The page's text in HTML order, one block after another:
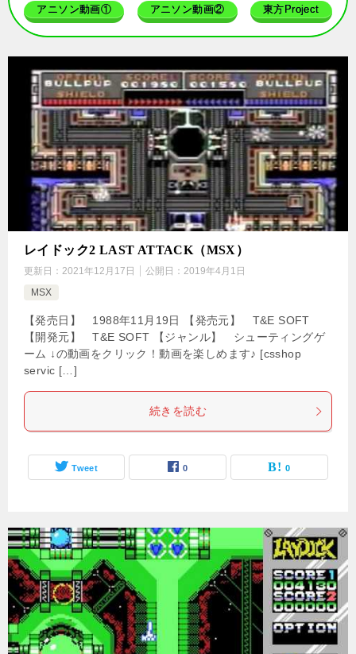
アニソン動画① アニソン動画② 東方Project
レイドック2 LAST ATTACK（MSX）
更新日： 2021年12月17日 公開日： 2019年4月1日
MSX
【発売日】 1988年11月19日 【発売元】 T&E SOFT
【開発元】 T&E SOFT 【ジャンル】 シューティングゲ
ーム ↓の動画をクリック！動画を楽しめます♪ [csshop
servic […]
続きを読む
Tweet 0 0